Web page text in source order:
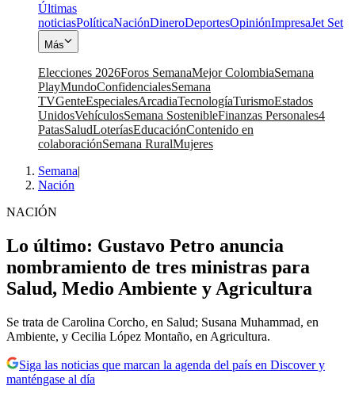
Últimas
noticiasPolíticaNaciónDineroDeportesOpiniónImpresaJet Set
Más
Elecciones 2026Foros SemanaMejor ColombiaSemana
PlayMundoConfidencialesSemana
TVGenteEspecialesArcadiaTecnologíaTurismoEstados
UnidosVehículosSemana SostenibleFinanzas Personales4
PatasSaludLoteríasEducaciónContenido en
colaboraciónSemana RuralMujeres
Semana|
Nación
NACIÓN
Lo último: Gustavo Petro anuncia
nombramiento de tres ministras para
Salud, Medio Ambiente y Agricultura
Se trata de Carolina Corcho, en Salud; Susana Muhammad, en
Ambiente, y Cecilia López Montaño, en Agricultura.
Siga las noticias que marcan la agenda del país en Discover y
manténgase al día